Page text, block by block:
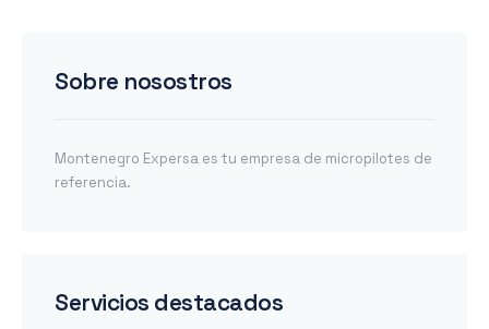
Sobre nosostros
Montenegro Expersa es tu empresa de micropilotes de
referencia.
Servicios destacados